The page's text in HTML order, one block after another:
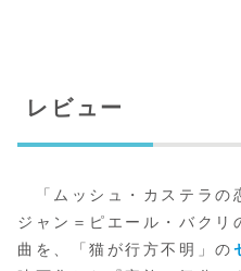
レビュー
「ムッシュ・カステラの
ジャン＝ピエール・バクリ
曲を、「猫が行方不明」の